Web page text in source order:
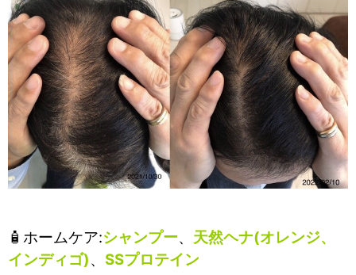
🧴ホームケア:シャンプー、 天然ヘナ(オレンジ、
インディゴ)、 SSプロテイン